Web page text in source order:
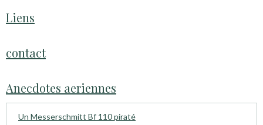
Liens
contact
Anecdotes aeriennes
Un Messerschmitt Bf 110 piraté